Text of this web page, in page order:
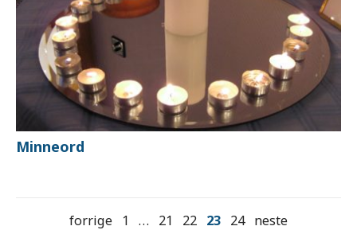
Minneord
forrige 1 … 21 22 23 24 neste